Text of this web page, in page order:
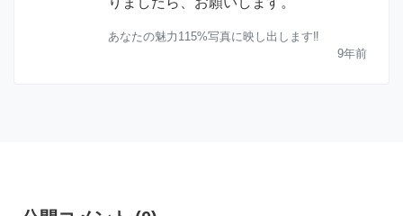
あなたの魅力115%写真に映し出します‼
9年前